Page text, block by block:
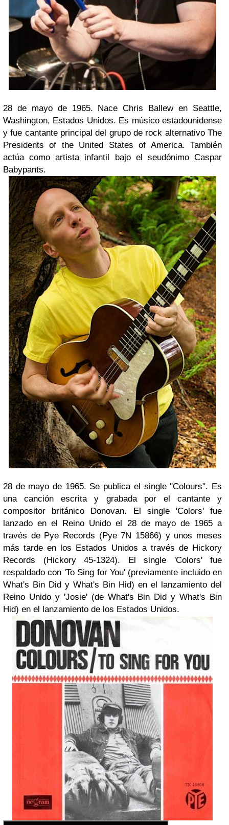
28 de mayo de 1965. Nace Chris Ballew en Seattle,
Washington, Estados Unidos. Es músico estadounidense
y fue cantante principal del grupo de rock alternativo The
Presidents of the United States of America. También
actúa como artista infantil bajo el seudónimo Caspar
Babypants.
28 de mayo de 1965. Se publica el single "Colours". Es
una canción escrita y grabada por el cantante y
compositor británico Donovan. El single 'Colors' fue
lanzado en el Reino Unido el 28 de mayo de 1965 a
través de Pye Records (Pye 7N 15866) y unos meses
más tarde en los Estados Unidos a través de Hickory
Records (Hickory 45-1324). El single 'Colors' fue
respaldado con 'To Sing for You' (previamente incluido en
What's Bin Did y What's Bin Hid) en el lanzamiento del
Reino Unido y 'Josie' (de What's Bin Did y What's Bin
Hid) en el lanzamiento de los Estados Unidos.